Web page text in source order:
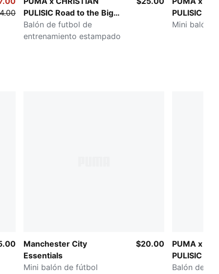
PULISIC Road to the Big
Stage
Balón de futbol de
entrenamiento estampado
PULISIC
Stage
Mini balón
Manchester City
Essentials
Mini balón de fútbol
$20.00
PUMA x
PULISIC
Balón de